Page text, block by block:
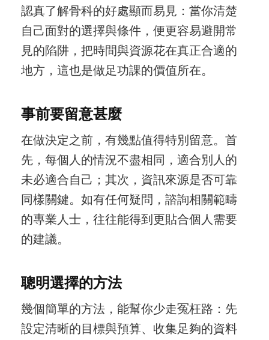
認真了解骨科的好處顯而易見：當你清楚
自己面對的選擇與條件，便更容易避開常
見的陷阱，把時間與資源花在真正合適的
地方，這也是做足功課的價值所在。
事前要留意甚麼
在做決定之前，有幾點值得特別留意。首
先，每個人的情況不盡相同，適合別人的
未必適合自己；其次，資訊來源是否可靠
同樣關鍵。如有任何疑問，諮詢相關範疇
的專業人士，往往能得到更貼合個人需要
的建議。
聰明選擇的方法
幾個簡單的方法，能幫你少走冤枉路：先
設定清晰的目標與預算、收集足夠的資料